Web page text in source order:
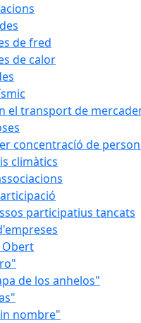
de fred
de calor
el transport de
concentracíó de
climàtics
participatius tancats
Obert
de los anhelos"
nombre"